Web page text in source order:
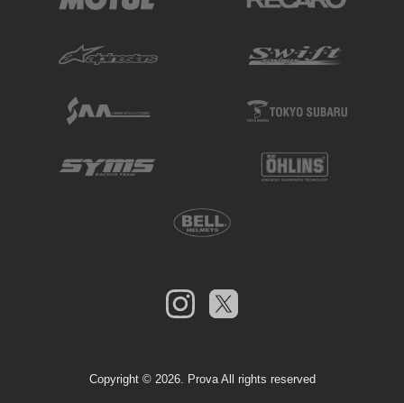
Copyright © 2026. Prova All rights reserved